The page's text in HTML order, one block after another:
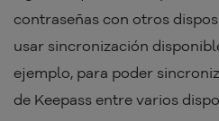
contraseñas con otros
usar sincronización
ejemplo, para poder
de Keepass entre varios